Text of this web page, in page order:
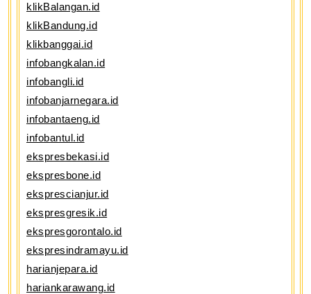
klikBalangan.id
klikBandung.id
klikbanggai.id
infobangkalan.id
infobangli.id
infobanjarnegara.id
infobantaeng.id
infobantul.id
ekspresbekasi.id
ekspresbone.id
eksprescianjur.id
ekspresgresik.id
ekspresgorontalo.id
ekspresindramayu.id
harianjepara.id
hariankarawang.id